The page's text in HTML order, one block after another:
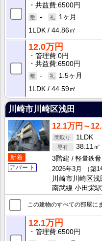
共益費 6500円
-
1ヶ月
1LDK
44.86㎡
12.0万円
管理費 0円
共益費 6500円
-
1.5ヶ月
1LDK
44.59㎡
川崎市川崎区浅田
新着
アパート
12.1万円～
1LDK
38.11㎡
3階建
軽量鉄骨
2026年3月
（築
川崎市川崎区浅
南武線 小田栄
この建物のすべての部屋に
12.1万円
管理費 6500円